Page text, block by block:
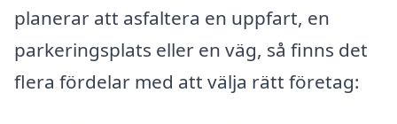
planerar att asfaltera en uppfart, en
parkeringsplats eller en väg, så finns det
flera fördelar med att välja rätt företag: